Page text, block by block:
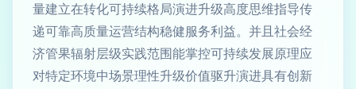
量建立在转化可持续格局演进升级高度思维指导传
递可靠高质量运营结构稳健服务利益。并且社会经
济管果辐射层级实践范围能掌控可持续发展原理应
对特定环境中场景理性升级价值驱升演进具有创新